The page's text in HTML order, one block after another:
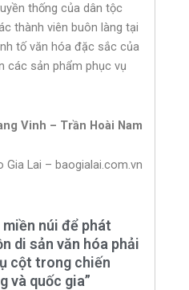
thống của dân tộc
thành viên buôn làng tại
tố văn hóa đặc sắc của
các sản phẩm phục vụ
Vinh – Trần Hoài Nam
Gia Lai – baogialai.com.vn
núi để phát
di sản văn hóa phải
cột trong chiến
và quốc gia”